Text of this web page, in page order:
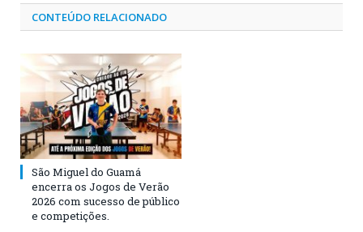
CONTEÚDO RELACIONADO
São Miguel do Guamá
encerra os Jogos de Verão
2026 com sucesso de público
e competições.